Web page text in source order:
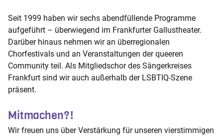
Seit 1999 haben wir sechs abendfüllende Programme
aufgeführt – überwiegend im Frankfurter Gallustheater.
Darüber hinaus nehmen wir an überregionalen
Chorfestivals und an Veranstaltungen der queeren
Community teil. Als Mitgliedschor des Sängerkreises
Frankfurt sind wir auch außerhalb der LSBTIQ-Szene
präsent.
Mitmachen?!
Wir freuen uns über Verstärkung für unseren vierstimmigen